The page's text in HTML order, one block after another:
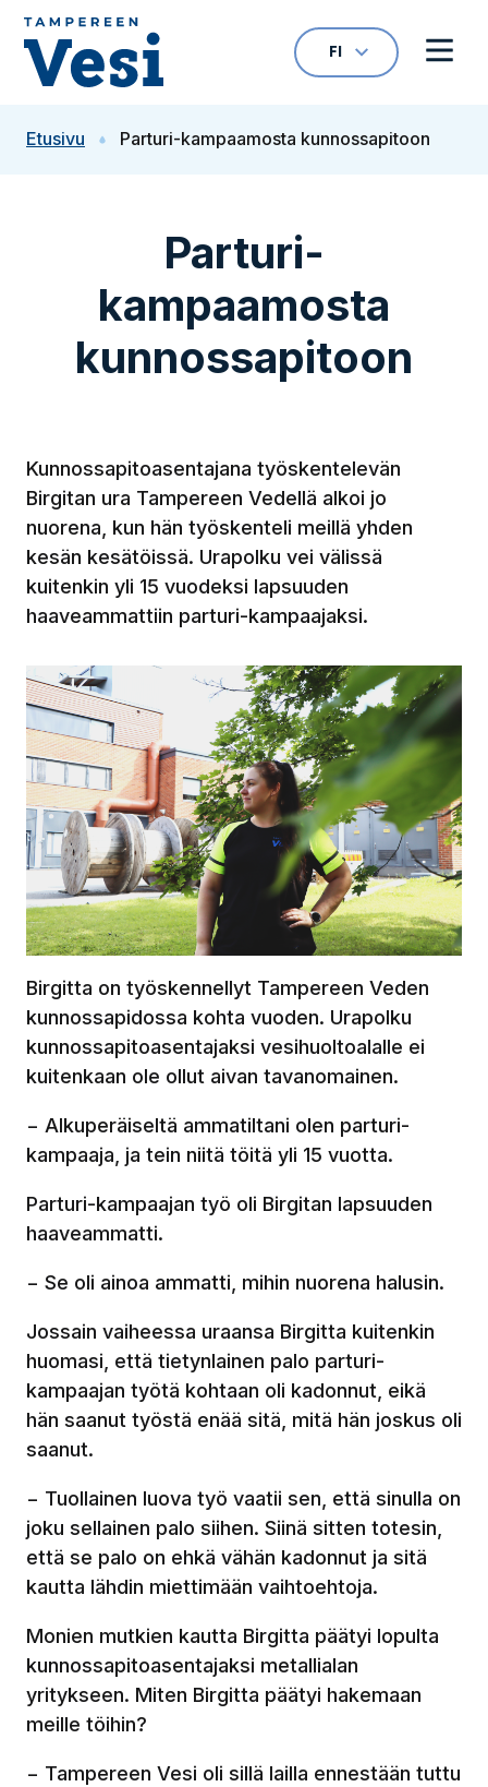
Siirry sisältöön
VALITTU KIELI:
FI
Avaa
Etusivu Parturi-kampaamosta kunnossapitoon
Parturi-
kampaamosta
kunnossapitoon
Kunnossapitoasentajana työskentelevän
Birgitan ura Tampereen Vedellä alkoi jo
nuorena, kun hän työskenteli meillä yhden
kesän kesätöissä. Urapolku vei välissä
kuitenkin yli 15 vuodeksi lapsuuden
haaveammattiin parturi-kampaajaksi.
Birgitta on työskennellyt Tampereen Veden
kunnossapidossa kohta vuoden. Urapolku
kunnossapitoasentajaksi vesihuoltoalalle ei
kuitenkaan ole ollut aivan tavanomainen.
− Alkuperäiseltä ammatiltani olen parturi-
kampaaja, ja tein niitä töitä yli 15 vuotta.
Parturi-kampaajan työ oli Birgitan lapsuuden
haaveammatti.
− Se oli ainoa ammatti, mihin nuorena halusin.
Jossain vaiheessa uraansa Birgitta kuitenkin
huomasi, että tietynlainen palo parturi-
kampaajan työtä kohtaan oli kadonnut, eikä
hän saanut työstä enää sitä, mitä hän joskus oli
saanut.
− Tuollainen luova työ vaatii sen, että sinulla on
joku sellainen palo siihen. Siinä sitten totesin,
että se palo on ehkä vähän kadonnut ja sitä
kautta lähdin miettimään vaihtoehtoja.
Monien mutkien kautta Birgitta päätyi lopulta
kunnossapitoasentajaksi metallialan
yritykseen. Miten Birgitta päätyi hakemaan
meille töihin?
− Tampereen Vesi oli sillä lailla ennestään tuttu